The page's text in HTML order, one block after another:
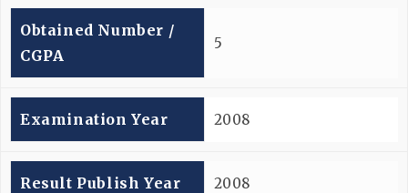
Obtained Number /
CGPA
5
Examination Year 2008
Result Publish Year 2008